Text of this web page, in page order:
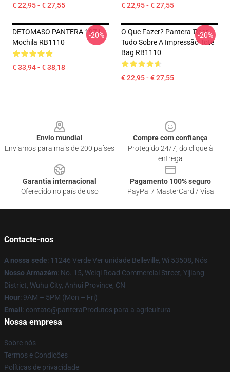
€ 22,95 - € 27,55 € 22,95 - € 27,55
DETOMASO PANTERA 1971
Mochila RB1110
€ 33,94 - € 38,18
-20%
O Que Fazer? Pantera 'Rear'
Tudo Sobre A Impressão Tote
Bag RB1110
€ 22,95 - € 27,55
-20%
Envio mundial
Enviamos para mais de 200 países
Compre com confiança
Protegido 24/7, do clique à
entrega
Garantia internacional
Oferecido no país de uso
Pagamento 100% seguro
PayPal / MasterCard / Visa
Contacte-nos
A nossa sede: 11246 Verde Ver unidade Belleville, Wi 53508, Nós
Nosso Armazém: No. 15, Weiqi Road Commercial Street, Yijiang
District, Wuhu City, Anhui Province, CN
Hour: 9AM – 5PM (Mon – Fri)
Email : contato@panteraProdutos para a agricultura
Nossa empresa
Sobre nós
Termos e Condições
Políticas de privacidade